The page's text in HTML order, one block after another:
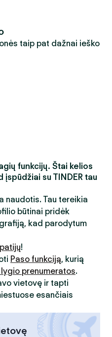
taip pat dažnai ieško
funkcijų. Štai kelios
su TINDER tau
naudotis. Tau tereikia
būtinai pridėk
kad parodytum
!
Paso funkciją, kurią
prenumeratos.
vietovę ir tapti
esančiais